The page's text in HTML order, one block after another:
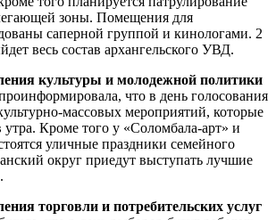
зоны. Помещения для
саперной группой и кинологами. 2
весь состав архангельского УВД.
культуры и молодежной политики
что в день голосования
массовых мероприятий, которые
утра. Кроме того у «Соломбала-арт» и
уличные праздники семейного
округ приедут выступать лучшие
торговли и потребительских услуг